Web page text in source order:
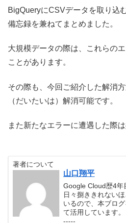
BigQueryにCSVデータを取り込
備忘録を兼ねてまとめました。
大規模データの際は、これらの
ことがあります。
その際も、今回ご紹介した解消
（だいたいは）解消可能です。
また新たなエラーに遭遇した際は
著者について
山口翔平
Google Cloud歴4年
日々捌ききれない
いるので、本ブロ
て活用しています。
-----